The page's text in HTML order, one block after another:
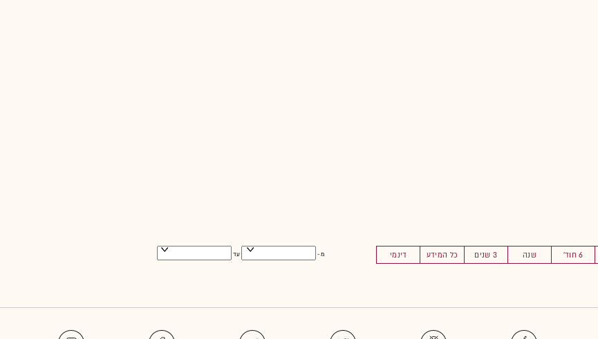
6 חוד' שנה 3 שנים כל המידע דינמי מ - עד